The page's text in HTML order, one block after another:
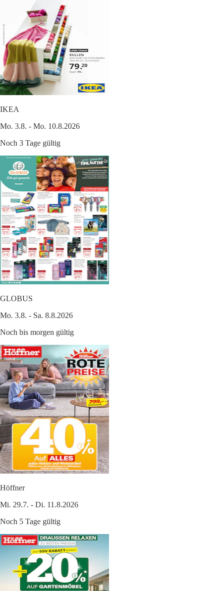
IKEA
Mo. 3.8. - Mo. 10.8.2026
Noch 3 Tage gültig
GLOBUS
Mo. 3.8. - Sa. 8.8.2026
Noch bis morgen gültig
Höffner
Mi. 29.7. - Di. 11.8.2026
Noch 5 Tage gültig